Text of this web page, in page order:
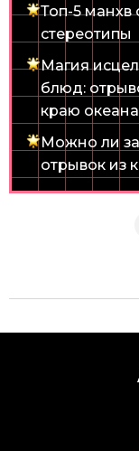
Топ-5
стереотипы
Магия
блюд:
краю
Можно ли
отрывок из